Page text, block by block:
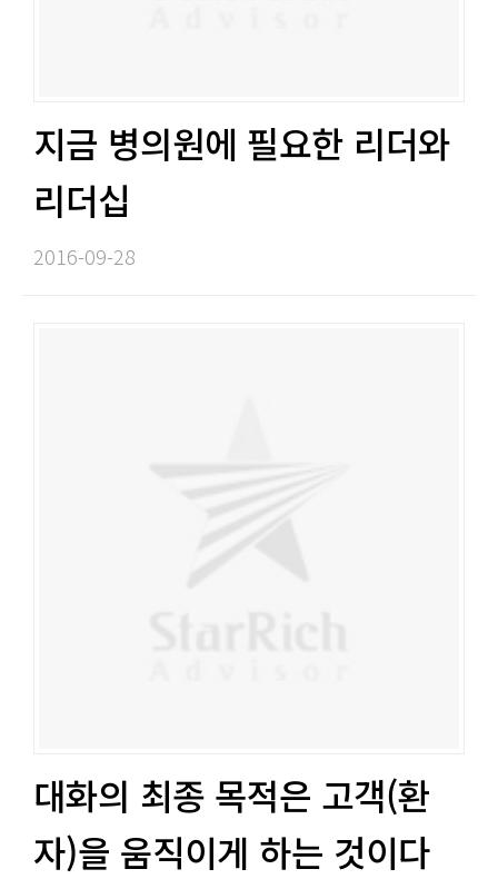
지금 병의원에 필요한 리더와
리더십​​
2016-09-28​
대화의 최종 목적은 고객(환
자)을 움직이게 하는 것이다​​